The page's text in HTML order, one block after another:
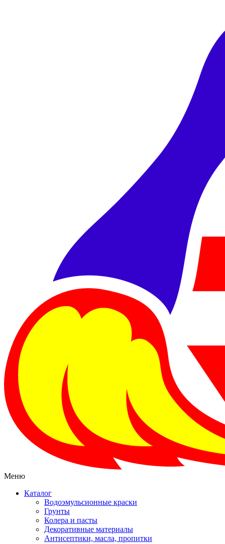
Меню
Каталог
Водоэмульсионные краски
Грунты
Колера и пасты
Декоративные материалы
Антисептики, масла, пропитки